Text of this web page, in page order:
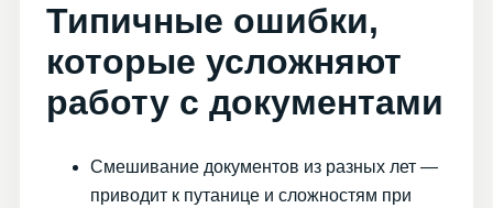
Типичные ошибки,
которые усложняют
работу с документами
Смешивание документов из разных лет —
приводит к путанице и сложностям при